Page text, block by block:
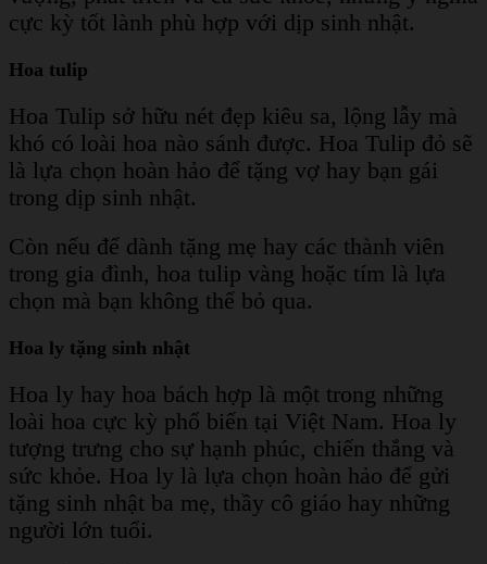
cực kỳ tốt lành phù hợp với dịp sinh nhật.
Hoa tulip
Hoa Tulip sở hữu nét đẹp kiêu sa, lộng lẫy mà
khó có loài hoa nào sánh được. Hoa Tulip đỏ sẽ
là lựa chọn hoàn hảo để tặng vợ hay bạn gái
trong dịp sinh nhật.
Còn nếu để dành tặng mẹ hay các thành viên
trong gia đình, hoa tulip vàng hoặc tím là lựa
chọn mà bạn không thể bỏ qua.
Hoa ly tặng sinh nhật
Hoa ly hay hoa bách hợp là một trong những
loài hoa cực kỳ phổ biến tại Việt Nam. Hoa ly
tượng trưng cho sự hạnh phúc, chiến thắng và
sức khỏe. Hoa ly là lựa chọn hoàn hảo để gửi
tặng sinh nhật ba mẹ, thầy cô giáo hay những
người lớn tuổi.